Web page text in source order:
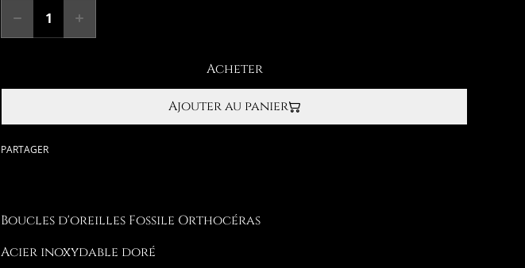
Acheter
Ajouter au panier
PARTAGER
Boucles d'oreilles Fossile Orthocéras
Acier inoxydable doré